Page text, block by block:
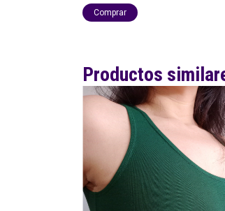
Comprar
Productos